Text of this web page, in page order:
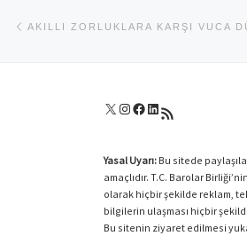
Yazı dolaşımı
AKILLI ZORLUKLARA KARŞI VUCA
X Instagram
Facebook
LinkedIn
RSS akışı
Yasal Uyarı: Bu sitede
amaçlıdır. T.C. Barolar
olarak hiçbir şekilde reklam,
bilgilerin ulaşması hiçbir
Bu sitenin ziyaret edilmesi